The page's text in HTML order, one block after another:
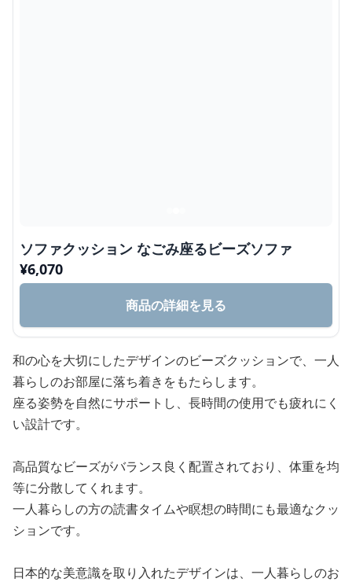
ソファクッション なごみ座るビーズソファ
¥6,070
商品の詳細を見る
和の心を大切にしたデザインのビーズクッションで、一人
暮らしのお部屋に落ち着きをもたらします。
座る姿勢を自然にサポートし、長時間の使用でも疲れにく
い設計です。
高品質なビーズがバランス良く配置されており、体重を均
等に分散してくれます。
一人暮らしの方の読書タイムや瞑想の時間にも最適なクッ
ションです。
日本的な美意識を取り入れたデザインは、一人暮らしのお